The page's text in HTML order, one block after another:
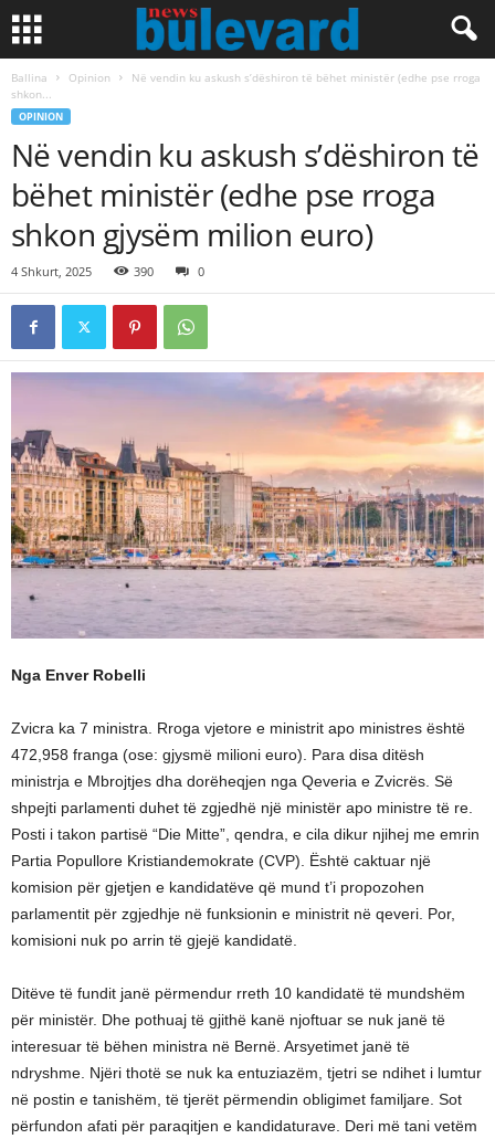
Ballina Opinion
Në vendin ku askush s’dëshiron të bëhet ministër (edhe pse rroga
shkon...
OPINION
Në vendin ku askush s’dëshiron të
bëhet ministër (edhe pse rroga
shkon gjysëm milion euro)
4 Shkurt, 2025 390 0
Nga Enver Robelli
Zvicra ka 7 ministra. Rroga vjetore e ministrit apo ministres është
472,958 franga (ose: gjysmë milioni euro). Para disa ditësh
ministrja e Mbrojtjes dha dorëheqjen nga Qeveria e Zvicrës. Së
shpejti parlamenti duhet të zgjedhë një ministër apo ministre të re.
Posti i takon partisë “Die Mitte”, qendra, e cila dikur njihej me emrin
Partia Popullore Kristiandemokrate (CVP). Është caktuar një
komision për gjetjen e kandidatëve që mund t’i propozohen
parlamentit për zgjedhje në funksionin e ministrit në qeveri. Por,
komisioni nuk po arrin të gjejë kandidatë.
Ditëve të fundit janë përmendur rreth 10 kandidatë të mundshëm
për ministër. Dhe pothuaj të gjithë kanë njoftuar se nuk janë të
interesuar të bëhen ministra në Bernë. Arsyetimet janë të
ndryshme. Njëri thotë se nuk ka entuziazëm, tjetri se ndihet i lumtur
në postin e tanishëm, të tjerët përmendin obligimet familjare. Sot
përfundon afati për paraqitjen e kandidaturave. Deri më tani vetëm